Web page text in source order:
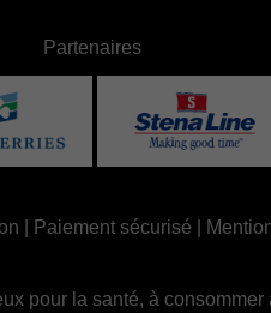
Partenaires
Paiement sécurisé
pour la santé, à